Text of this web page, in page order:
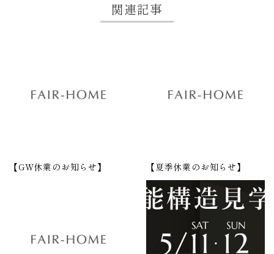
関連記事
【GW休業のお知らせ】 【夏季休業のお知らせ】